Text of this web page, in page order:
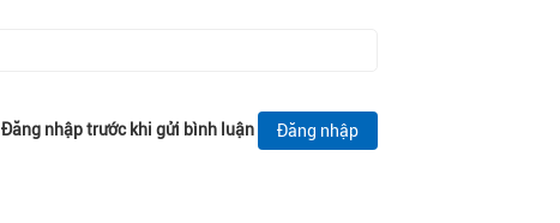
Đăng nhập trước khi gửi bình luận Đăng nhập